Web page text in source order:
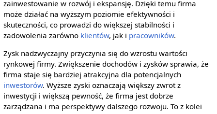
zainwestowanie w rozwój i ekspansję. Dzięki temu firma
może działać na wyższym poziomie efektywności i
skuteczności, co prowadzi do większej stabilności i
zadowolenia zarówno klientów, jak i pracowników.
Zysk nadzwyczajny przyczynia się do wzrostu wartości
rynkowej firmy. Zwiększenie dochodów i zysków sprawia, że
firma staje się bardziej atrakcyjna dla potencjalnych
inwestorów. Wyższe zyski oznaczają większy zwrot z
inwestycji i większą pewność, że firma jest dobrze
zarządzana i ma perspektywy dalszego rozwoju. To z kolei